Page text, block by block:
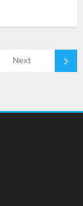
Next